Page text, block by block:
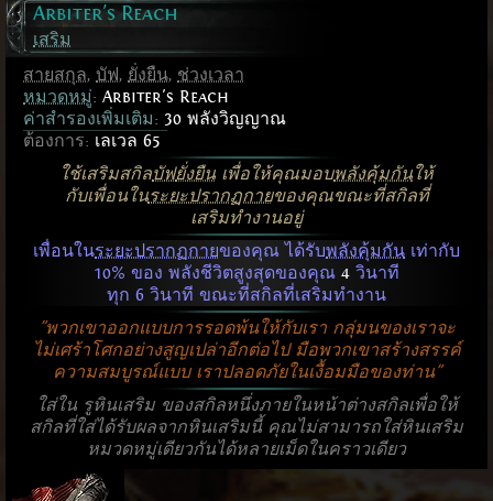
Arbiter's Reach
เสริม
สายสกุล, บัฟ, ยั่งยืน, ช่วงเวลา
หมวดหมู่: Arbiter's Reach
ค่าสำรองเพิ่มเติม: 30 พลังวิญญาณ
ต้องการ: เลเวล 65
ใช้เสริมสกิลบัฟยั่งยืน เพื่อให้คุณมอบพลังคุ้มกันให้
กับเพื่อนในระยะปรากฏกายของคุณขณะที่สกิลที่
เสริมทำงานอยู่
เพื่อนในระยะปรากฏกายของคุณ ได้รับพลังคุ้มกัน เท่ากับ
10% ของ พลังชีวิตสูงสุดของคุณ 4 วินาที
ทุก 6 วินาที ขณะที่สกิลที่เสริมทำงาน
"พวกเขาออกแบบการรอดพ้นให้กับเรา กลุ่มนของเราจะ
ไม่เศร้าโศกอย่างสูญเปล่าอีกต่อไป มือพวกเขาสร้างสรรค์
ความสมบูรณ์แบบ เราปลอดภัยในเงื้อมมือของท่าน"
ใส่ใน รูหินเสริม ของสกิลหนึ่งภายในหน้าต่างสกิลเพื่อให้
สกิลที่ใส่ได้รับผลจากหินเสริมนี้ คุณไม่สามารถใส่หินเสริม
หมวดหมู่เดียวกันได้หลายเม็ดในคราวเดียว